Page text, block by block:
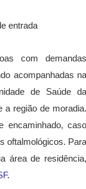
entrada
com demandas
acompanhadas na
de Saúde da
a região de moradia.
encaminhado, caso
oftalmológicos. Para
área de residência,
.